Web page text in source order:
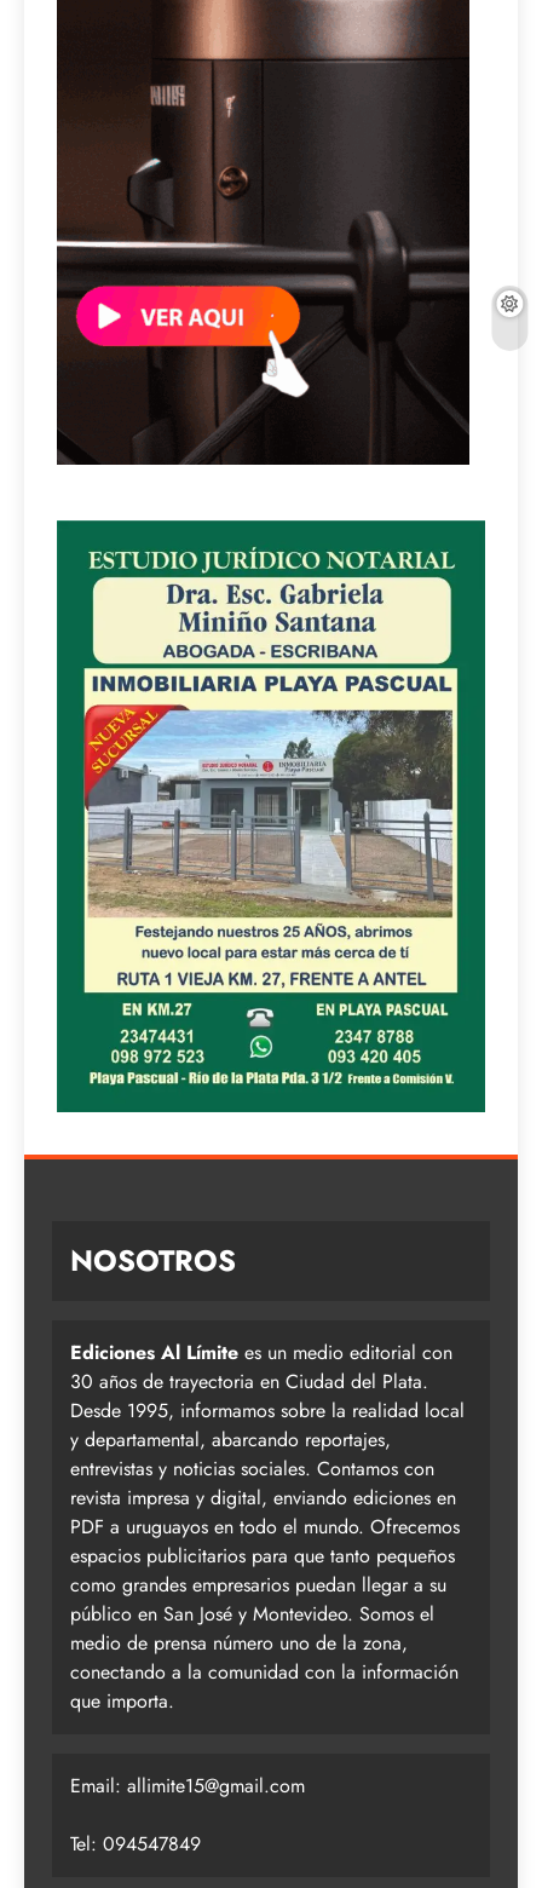
NOSOTROS
Ediciones Al Límite es un medio editorial con
30 años de trayectoria en Ciudad del Plata.
Desde 1995, informamos sobre la realidad local
y departamental, abarcando reportajes,
entrevistas y noticias sociales. Contamos con
revista impresa y digital, enviando ediciones en
PDF a uruguayos en todo el mundo. Ofrecemos
espacios publicitarios para que tanto pequeños
como grandes empresarios puedan llegar a su
público en San José y Montevideo. Somos el
medio de prensa número uno de la zona,
conectando a la comunidad con la información
que importa.
Email: allimite15@gmail.com
Tel: 094547849